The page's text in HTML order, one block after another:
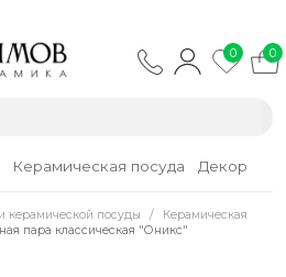
0 0
Керамическая посуда Декор
керамической посуды
Керамическая
пара классическая "Оникс"